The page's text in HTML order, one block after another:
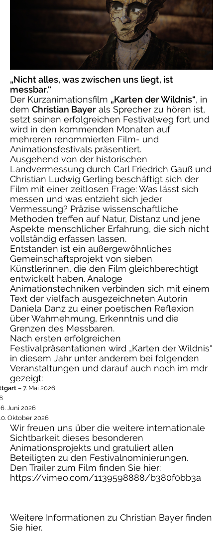
„Nicht alles, was zwischen uns liegt, ist
messbar.“
Der Kurzanimationsfilm „Karten der Wildnis“, in
dem Christian Bayer als Sprecher zu hören ist,
setzt seinen erfolgreichen Festivalweg fort und
wird in den kommenden Monaten auf
mehreren renommierten Film- und
Animationsfestivals präsentiert.
Ausgehend von der historischen
Landvermessung durch Carl Friedrich Gauß und
Christian Ludwig Gerling beschäftigt sich der
Film mit einer zeitlosen Frage: Was lässt sich
messen und was entzieht sich jeder
Vermessung? Präzise wissenschaftliche
Methoden treffen auf Natur, Distanz und jene
Aspekte menschlicher Erfahrung, die sich nicht
vollständig erfassen lassen.
Entstanden ist ein außergewöhnliches
Gemeinschaftsprojekt von sieben
Künstlerinnen, die den Film gleichberechtigt
entwickelt haben. Analoge
Animationstechniken verbinden sich mit einem
Text der vielfach ausgezeichneten Autorin
Daniela Danz zu einer poetischen Reflexion
über Wahrnehmung, Erkenntnis und die
Grenzen des Messbaren.
Nach ersten erfolgreichen
Festivalpräsentationen wird „Karten der Wildnis“
in diesem Jahr unter anderem bei folgenden
Veranstaltungen und darauf auch noch im mdr
gezeigt:
– 7. Mai 2026
Juni 2026
Oktober 2026
Wir freuen uns über die weitere internationale
Sichtbarkeit dieses besonderen
Animationsprojekts und gratuliert allen
Beteiligten zu den Festivalnominierungen.
Den Trailer zum Film finden Sie hier:
https://vimeo.com/1139598888/b380f0bb3a
Weitere Informationen zu Christian Bayer finden
Sie hier.